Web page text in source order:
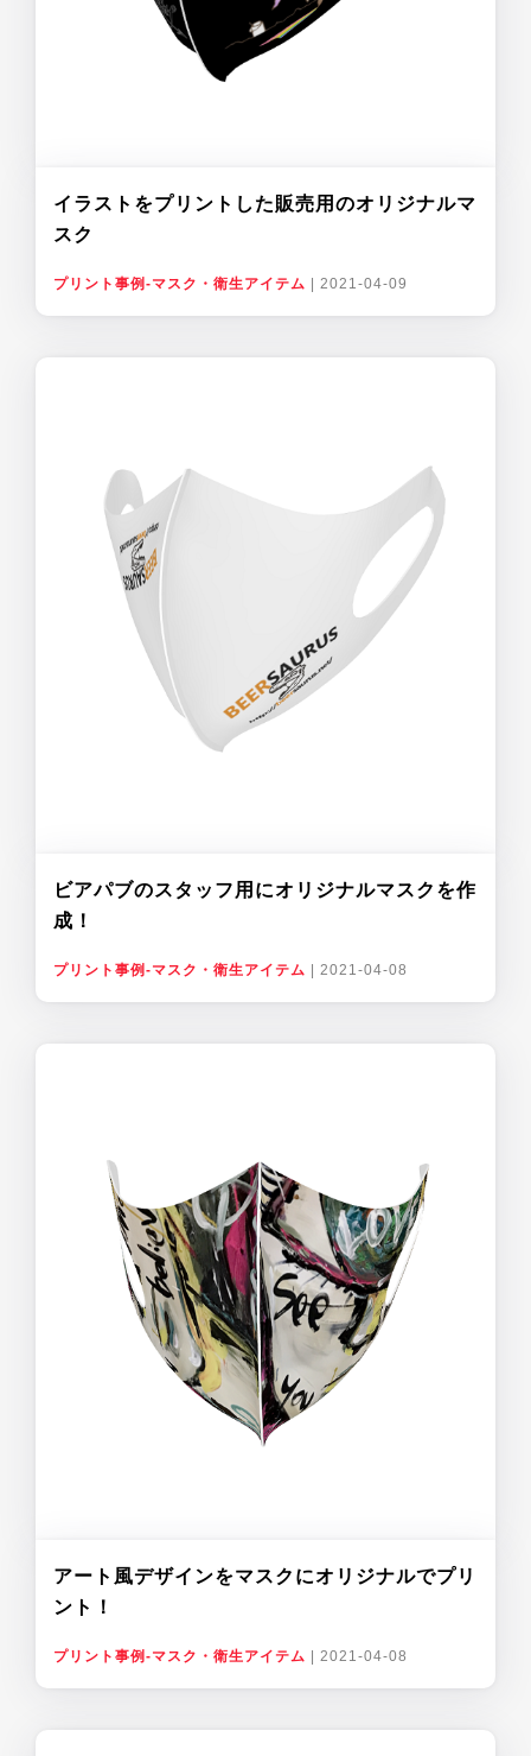
イラストをプリントした販売用のオリジナルマ
スク
プリント事例-マスク・衛生アイテム 2021-04-09
ビアパブのスタッフ用にオリジナルマスクを作
成！
プリント事例-マスク・衛生アイテム 2021-04-08
アート風デザインをマスクにオリジナルでプリ
ント！
プリント事例-マスク・衛生アイテム 2021-04-08